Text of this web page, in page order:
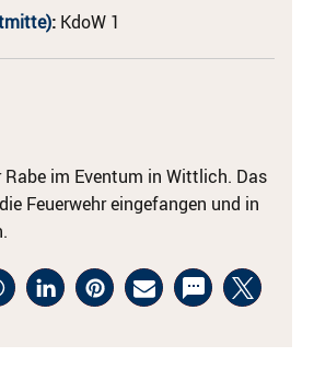
: KdoW 1
Rabe im Eventum in Wittlich. Das
Feuerwehr eingefangen und in